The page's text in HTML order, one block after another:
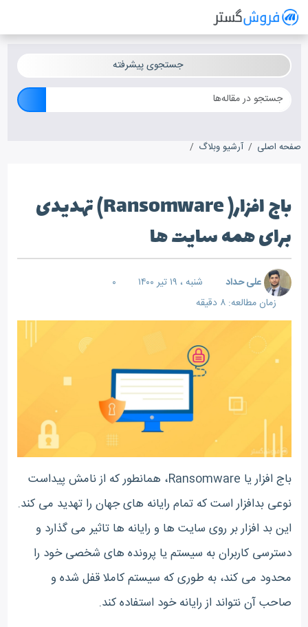
سیستم مدیریت فروش آنلاین
جستجوی پیشرفته
صفحه اصلی آرشیو وبلاگ
باج افزار( Ransomware) تهدیدی
برای همه سایت ها
علی حداد شنبه ، ۱۹ تیر ۱۴۰۰
زمان مطالعه: ۸ دقیقه
باج افزار یا Ransomware، همانطور که از نامش پیداست
نوعی بدافزار است که تمام رایانه های جهان را تهدید می کند.
این بد افزار بر روی سایت ها و رایانه ها تاثیر می گذارد و
دسترسی کاربران به سیستم یا پرونده های شخصی خود را
محدود می کند، به طوری که سیستم کاملا قفل شده و
صاحب آن نتواند از رایانه خود استفاده کند.